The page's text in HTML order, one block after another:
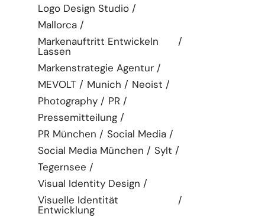
Logo Design Studio
Mallorca
Markenauftritt Entwickeln
Lassen
Markenstrategie Agentur
MEVOLT
Munich
Neoist
Photography
PR
Pressemitteilung
PR München
Social Media
Social Media München
Sylt
Tegernsee
Visual Identity Design
Visuelle Identität
Entwicklung